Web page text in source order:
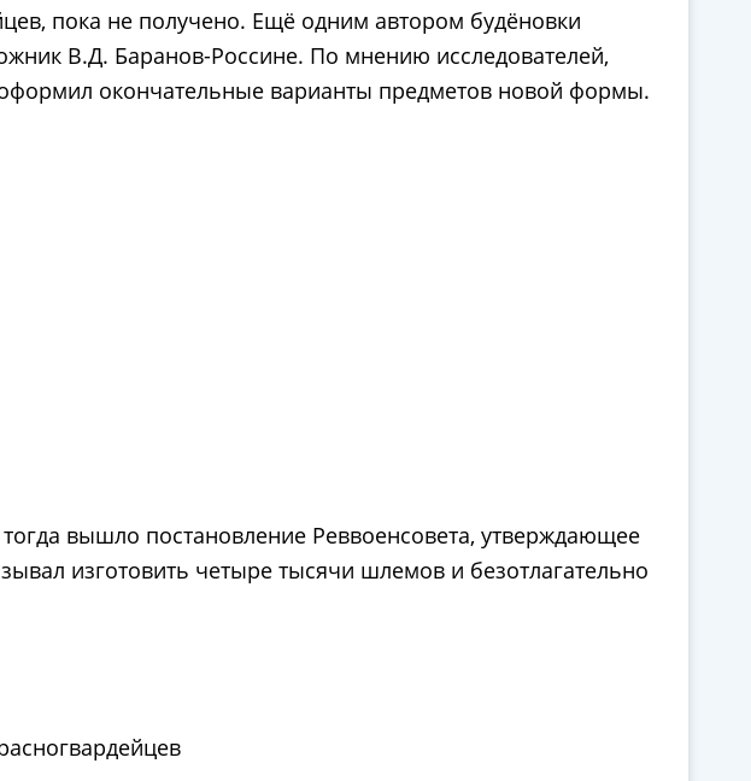
пока не получено. Ещё одним автором будёновки
В.Д. Баранов-Россине. По мнению исследователей,
окончательные варианты предметов новой формы.
вышло постановление Реввоенсовета, утверждающее
изготовить четыре тысячи шлемов и безотлагательно